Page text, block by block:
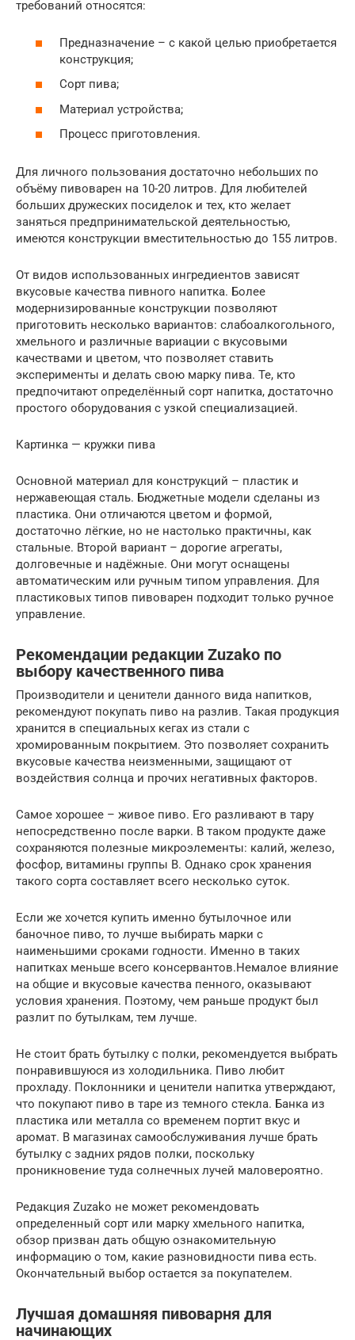
требований относятся:
Предназначение – с какой целью приобретается
конструкция;
Сорт пива;
Материал устройства;
Процесс приготовления.
Для личного пользования достаточно небольших по
объёму пивоварен на 10-20 литров. Для любителей
больших дружеских посиделок и тех, кто желает
заняться предпринимательской деятельностью,
имеются конструкции вместительностью до 155 литров.
От видов использованных ингредиентов зависят
вкусовые качества пивного напитка. Более
модернизированные конструкции позволяют
приготовить несколько вариантов: слабоалкогольного,
хмельного и различные вариации с вкусовыми
качествами и цветом, что позволяет ставить
эксперименты и делать свою марку пива. Те, кто
предпочитают определённый сорт напитка, достаточно
простого оборудования с узкой специализацией.
Картинка — кружки пива
Основной материал для конструкций – пластик и
нержавеющая сталь. Бюджетные модели сделаны из
пластика. Они отличаются цветом и формой,
достаточно лёгкие, но не настолько практичны, как
стальные. Второй вариант – дорогие агрегаты,
долговечные и надёжные. Они могут оснащены
автоматическим или ручным типом управления. Для
пластиковых типов пивоварен подходит только ручное
управление.
Рекомендации редакции Zuzako по
выбору качественного пива
Производители и ценители данного вида напитков,
рекомендуют покупать пиво на разлив. Такая продукция
хранится в специальных кегах из стали с
хромированным покрытием. Это позволяет сохранить
вкусовые качества неизменными, защищают от
воздействия солнца и прочих негативных факторов.
Самое хорошее – живое пиво. Его разливают в тару
непосредственно после варки. В таком продукте даже
сохраняются полезные микроэлементы: калий, железо,
фосфор, витамины группы В. Однако срок хранения
такого сорта составляет всего несколько суток.
Если же хочется купить именно бутылочное или
баночное пиво, то лучше выбирать марки с
наименьшими сроками годности. Именно в таких
напитках меньше всего консервантов.Немалое влияние
на общие и вкусовые качества пенного, оказывают
условия хранения. Поэтому, чем раньше продукт был
разлит по бутылкам, тем лучше.
Не стоит брать бутылку с полки, рекомендуется выбрать
понравившуюся из холодильника. Пиво любит
прохладу. Поклонники и ценители напитка утверждают,
что покупают пиво в таре из темного стекла. Банка из
пластика или металла со временем портит вкус и
аромат. В магазинах самообслуживания лучше брать
бутылку с задних рядов полки, поскольку
проникновение туда солнечных лучей маловероятно.
Редакция Zuzako не может рекомендовать
определенный сорт или марку хмельного напитка,
обзор призван дать общую ознакомительную
информацию о том, какие разновидности пива есть.
Окончательный выбор остается за покупателем.
Лучшая домашняя пивоварня для
начинающих